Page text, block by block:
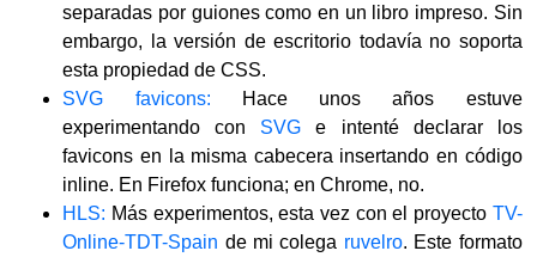
separadas por guiones como en un libro impreso. Sin
embargo, la versión de escritorio todavía no soporta
esta propiedad de CSS.
SVG favicons: Hace unos años estuve
experimentando con SVG e intenté declarar los
favicons en la misma cabecera insertando en código
inline. En Firefox funciona; en Chrome, no.
HLS: Más experimentos, esta vez con el proyecto TV-
Online-TDT-Spain de mi colega ruvelro. Este formato